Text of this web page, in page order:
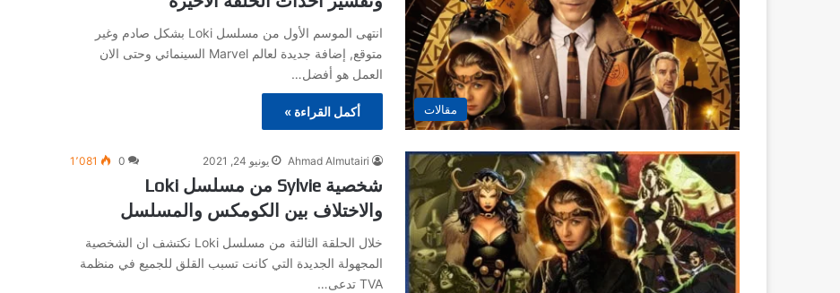
مقالات
انتهى الموسم الأول من مسلسل Loki بشكل صادم وغير
متوقع, إضافة جديدة لعالم Marvel السينمائي وحتى الان
العمل هو أفضل…
أكمل القراءة »
Ahmad Almutairi يونيو 24, 2021 0 1٬081
شخصية Sylvie من مسلسل Loki
والاختلاف بين الكومكس والمسلسل
خلال الحلقة الثالثة من مسلسل Loki نكتشف ان الشخصية
المجهولة الجديدة التي كانت تسبب القلق للجميع في منظمة
TVA تدعى…